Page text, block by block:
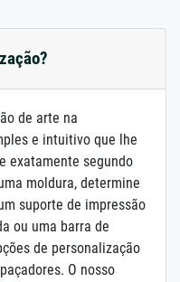
de arte na
e intuitivo que lhe
exatamente segundo
moldura, determine
suporte de impressão
ou uma barra de
de personalização
O nosso